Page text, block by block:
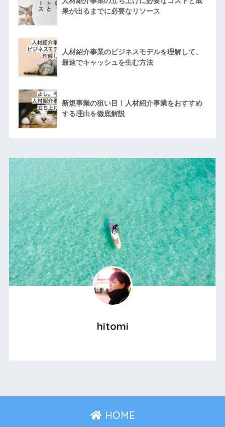
果が出るまでに必要なリソース
人材紹介事業のビジネスモデルを理解して、
最速でキャッシュを生む方法
新規事業の狙い目！人材紹介事業をおすすめ
する理由を徹底解説
hitomi
HOME